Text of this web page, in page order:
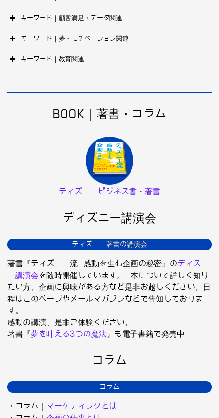
キーワード｜顧客満足・データ関連
キーワード｜夢・モチベーション関連
キーワード｜教育関連
BOOK｜著書・コラム
ディズニービジネス書・著書
ディズニー講演会
ディズニー著書の講演会
著書『ディズニー流 感動を生む企画の秘密』のディズニ
ー講演会を随時開催しています。 本について詳しく知り
たい方、企画に興味がある方など是非お越しください。日
程はこのページやメールマガジンなどで告知しておりま
す。
感動の講演、是非ご体験ください。
著書『夢を叶える3つの魔法 』も電子書籍で発売中
コラム
コラム
・コラム｜ マーケティングとは